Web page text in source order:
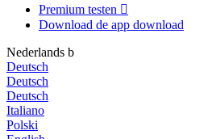
Premium testen 
Download de app download
Nederlands b
Deutsch
Deutsch
Deutsch
Italiano
Polski